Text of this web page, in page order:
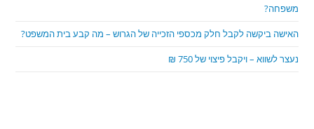
משפחה?
האישה ביקשה לקבל חלק מכספי הזכייה של הגרוש – מה קבע בית המשפט?
נעצר לשווא – ויקבל פיצוי של 750 ₪